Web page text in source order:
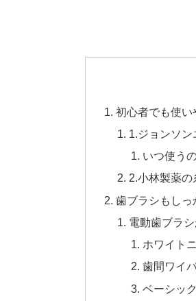
初心者でも使
1.ジョンソ
いつ使う
2.小林製薬の
歯ブラシもしっ
電動歯ブラ
ホワイト
歯間ワイ
ベーシッ